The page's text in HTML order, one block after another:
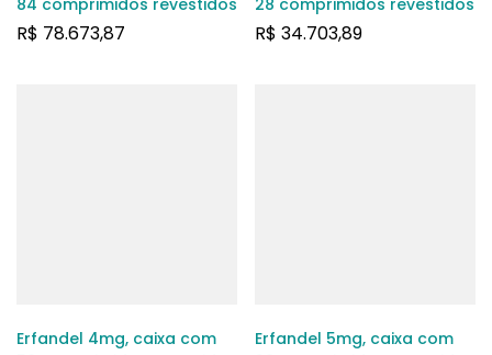
R$ 78.673,87 R$ 34.703,89
Erfandel 4mg, caixa com
Erfandel 5mg, caixa com